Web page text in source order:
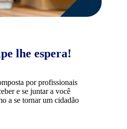
lhe espera!
por profissionais
e se juntar a você
a se tornar um cidadão